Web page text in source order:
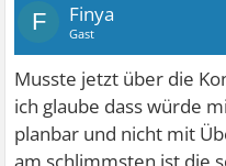
F Finya
Gast
Musste jetzt über die
ich glaube dass würde
planbar und nicht mit